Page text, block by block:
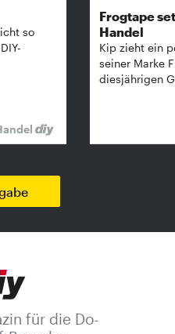
so
Frogtape
Handel
Kip zieht ein
seiner Marke
diesjährigen
für die Do-